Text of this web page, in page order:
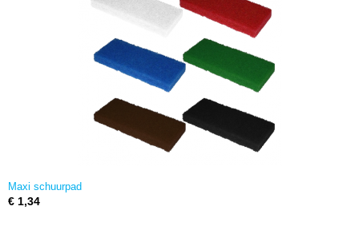
Maxi schuurpad
€ 1,34